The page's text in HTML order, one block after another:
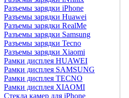
Разъемы зарядки iPhone
Разъемы зарядки Huawei
Разъемы зарядки RealMe
Разъемы зарядки Samsung
Разъемы зарядки Tecno
Разъемы зарядки Xiaomi
Рамки дисплея HUAWEI
Рамки дисплея SAMSUNG
Рамки дисплея TECNO
Рамки дисплея XIAOMI
Стекла камер для iPhone